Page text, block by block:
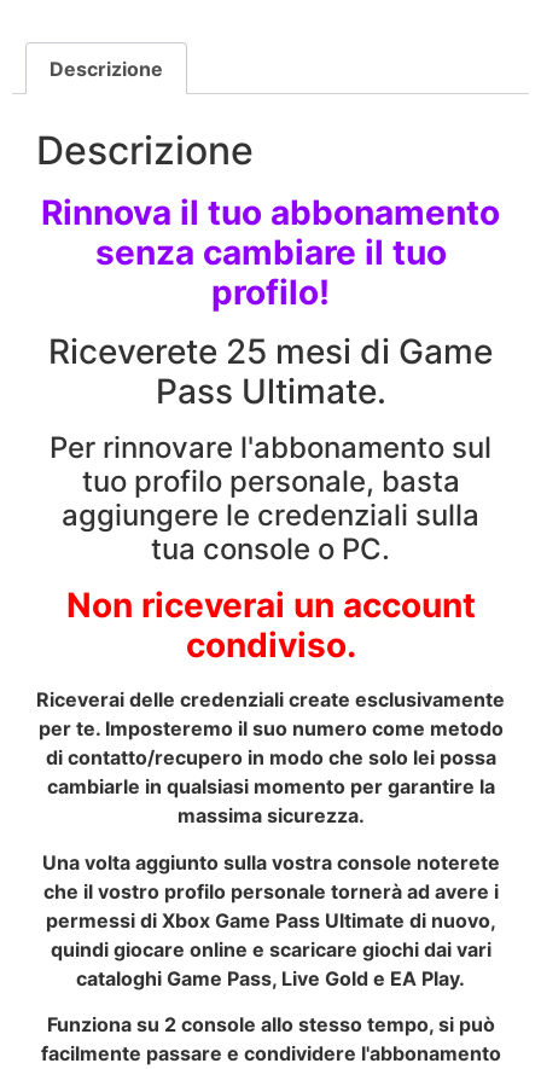
Descrizione
Descrizione
Rinnova il tuo abbonamento
senza cambiare il tuo
profilo!
Riceverete 25 mesi di Game
Pass Ultimate.
Per rinnovare l'abbonamento sul
tuo profilo personale, basta
aggiungere le credenziali sulla
tua console o PC.
Non riceverai un account
condiviso.
Riceverai delle credenziali create esclusivamente
per te. Imposteremo il suo numero come metodo
di contatto/recupero in modo che solo lei possa
cambiarle in qualsiasi momento per garantire la
massima sicurezza.
Una volta aggiunto sulla vostra console noterete
che il vostro profilo personale tornerà ad avere i
permessi di Xbox Game Pass Ultimate di nuovo,
quindi giocare online e scaricare giochi dai vari
cataloghi Game Pass, Live Gold e EA Play.
Funziona su 2 console allo stesso tempo, si può
facilmente passare e condividere l'abbonamento